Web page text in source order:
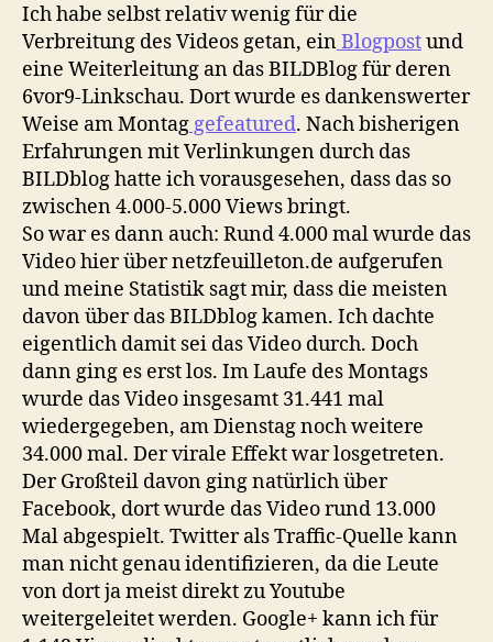
Ich habe selbst relativ wenig für die
Verbreitung des Videos getan, einBlogpostund
eine Weiterleitung an das BILDBlog für deren
6vor9-Linkschau. Dort wurde es dankenswerter
Weise am Montaggefeatured. Nach bisherigen
Erfahrungen mit Verlinkungen durch das
BILDblog hatte ich vorausgesehen, dass das so
zwischen 4.000-5.000 Views bringt.
So war es dann auch: Rund 4.000 mal wurde das
Video hier über netzfeuilleton.de aufgerufen
und meine Statistik sagt mir, dass die meisten
davon über das BILDblog kamen. Ich dachte
eigentlich damit sei das Video durch. Doch
dann ging es erst los. Im Laufe des Montags
wurde das Video insgesamt 31.441 mal
wiedergegeben, am Dienstag noch weitere
34.000 mal. Der virale Effekt war losgetreten.
Der Großteil davon ging natürlich über
Facebook, dort wurde das Video rund 13.000
Mal abgespielt. Twitter als Traffic-Quelle kann
man nicht genau identifizieren, da die Leute
von dort ja meist direkt zu Youtube
weitergeleitet werden. Google+ kann ich für